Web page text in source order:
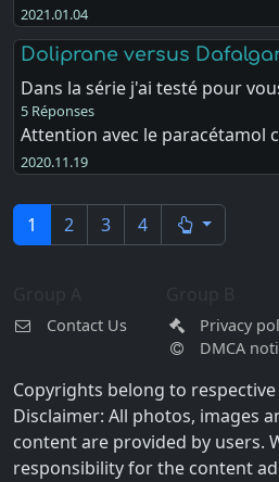
2021.01.04
Doliprane versus
Dans la série j'ai testé pour
5 Réponses
Attention avec le paracétamol
2020.11.19
1 2 3 4
Contact Us
Privacy
DMCA
Copyrights belong to
Disclaimer: All photos, images
content are provided by users.
responsibility for the content